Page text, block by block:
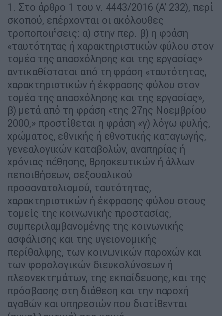
1. Στο άρθρο 1 του ν. 4443/2016 (Α’ 232), περί
σκοπού, επέρχονται οι ακόλουθες
τροποποιήσεις: α) στην περ. β) η φράση
«ταυτότητας ή χαρακτηριστικών φύλου στον
τομέα της απασχόλησης και της εργασίας»
αντικαθίσταται από τη φράση «ταυτότητας,
χαρακτηριστικών ή έκφρασης φύλου στον
τομέα της απασχόλησης και της εργασίας»,
β) μετά από τη φράση «της 27ης Νοεμβρίου
2000,» προστίθεται η φράση «γ) λόγω φυλής,
χρώματος, εθνικής ή εθνοτικής καταγωγής,
γενεαλογικών καταβολών, αναπηρίας ή
χρόνιας πάθησης, θρησκευτικών ή άλλων
πεποιθήσεων, σεξουαλικού
προσανατολισμού, ταυτότητας,
χαρακτηριστικών ή έκφρασης φύλου στους
τομείς της κοινωνικής προστασίας,
συμπεριλαμβανομένης της κοινωνικής
ασφάλισης και της υγειονομικής
περίθαλψης, των κοινωνικών παροχών και
των φορολογικών διευκολύνσεων ή
πλεονεκτημάτων, της εκπαίδευσης, και της
πρόσβασης στη διάθεση και την παροχή
αγαθών και υπηρεσιών που διατίθενται